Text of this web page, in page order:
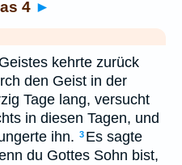
4 ►
kehrte zurück
den Geist in der
Tage lang, versucht
in diesen Tagen, und
ihn. 3 Es sagte
du Gottes Sohn bist,